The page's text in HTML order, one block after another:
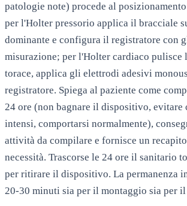
patologie note) procede al
per l'Holter pressorio applica il bracciale
dominante e configura il registratore con
misurazione; per l'Holter cardiaco pulisce
torace, applica gli elettrodi adesivi
registratore. Spiega al paziente come
24 ore (non bagnare il dispositivo, evitare
intensi, comportarsi normalmente),
attività da compilare e fornisce un
necessità. Trascorse le 24 ore il sanitario
per ritirare il dispositivo. La permanenza
20-30 minuti sia per il montaggio sia per